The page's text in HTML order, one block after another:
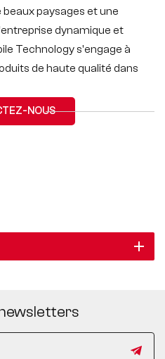
beaux paysages et une
dynamique et
Technology s'engage à
de haute qualité dans
NOUS